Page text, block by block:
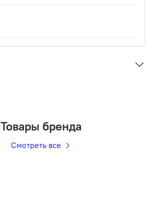
Товары бренда
Смотреть все